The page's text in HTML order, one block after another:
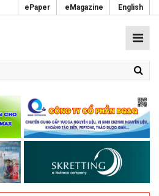
ePaper eMagazine English